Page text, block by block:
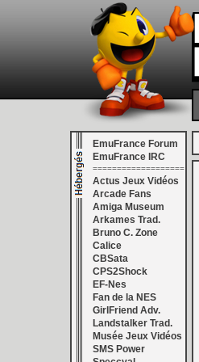
EmuFrance Forum
EmuFrance IRC
===================
Actus Jeux Vidéos
Arcade Fans
Amiga Museum
Arkames Trad.
Bruno C. Zone
Calice
CBSata
CPS2Shock
EF-Nes
Fan de la NES
GirlFriend Adv.
Landstalker Trad.
Musée Jeux Vidéos
SMS Power